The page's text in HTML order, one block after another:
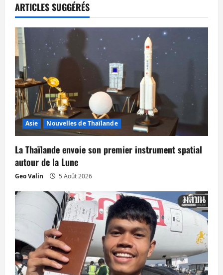
t
i
o
n
d
’
a
r
t
i
c
l
e
ARTICLES SUGGÉRÉS
Asie Nouvelles de Thaïlande
La Thaïlande envoie son premier instrument spatial
autour de la Lune
Geo Valin 5 Août 2026